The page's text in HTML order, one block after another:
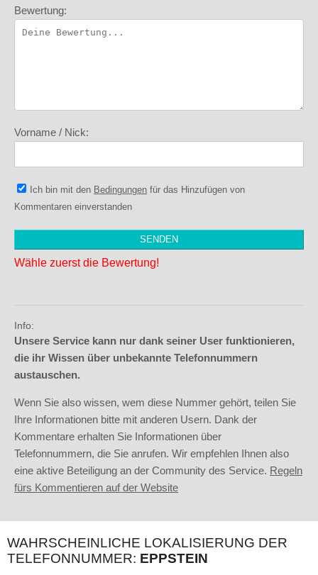
Bewertung:
Vorname / Nick:
Ich bin mit den Bedingungen für das Hinzufügen von
Kommentaren einverstanden
Wähle zuerst die Bewertung!
Info:
Unsere Service kann nur dank seiner User funktionieren,
die ihr Wissen über unbekannte Telefonnummern
austauschen.
Wenn Sie also wissen, wem diese Nummer gehört, teilen Sie
Ihre Informationen bitte mit anderen Usern. Dank der
Kommentare erhalten Sie Informationen über
Telefonnummern, die Sie anrufen. Wir empfehlen Ihnen also
eine aktive Beteiligung an der Community des Service. Regeln
fürs Kommentieren auf der Website
WAHRSCHEINLICHE LOKALISIERUNG DER
TELEFONNUMMER: EPPSTEIN